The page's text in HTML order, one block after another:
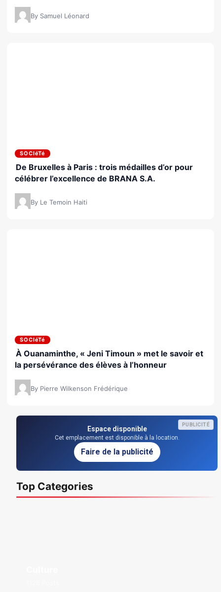
By Samuel Léonard
SOCIéTé
De Bruxelles à Paris : trois médailles d’or pour
célébrer l’excellence de BRANA S.A.
By Le Temoin Haiti
SOCIéTé
À Ouanaminthe, « Jeni Timoun » met le savoir et
la persévérance des élèves à l’honneur
By Pierre Wilkenson Frédérique
PUBLICITÉ
Espace disponible
Cet emplacement est disponible à la location.
Faire de la publicité
Top Categories